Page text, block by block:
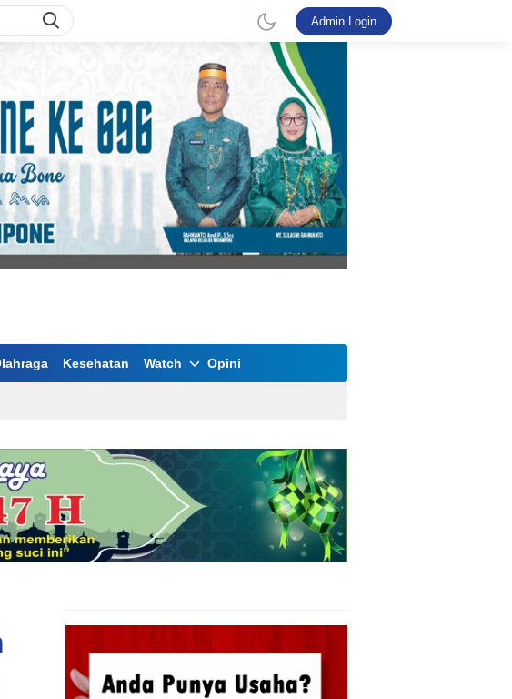
Admin Login
Kesehatan Watch Opini